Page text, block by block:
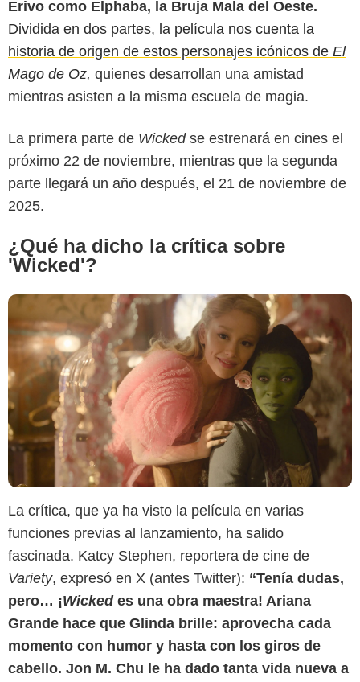
Erivo como Elphaba, la Bruja Mala del Oeste.
Dividida en dos partes, la película nos cuenta la
historia de origen de estos personajes icónicos de El
Mago de Oz, quienes desarrollan una amistad
mientras asisten a la misma escuela de magia.
La primera parte de Wicked se estrenará en cines el
próximo 22 de noviembre, mientras que la segunda
parte llegará un año después, el 21 de noviembre de
2025.
¿Qué ha dicho la crítica sobre
'Wicked'?
La crítica, que ya ha visto la película en varias
funciones previas al lanzamiento, ha salido
fascinada. Katcy Stephen, reportera de cine de
Variety, expresó en X (antes Twitter): “Tenía dudas,
pero… ¡Wicked es una obra maestra! Ariana
Grande hace que Glinda brille: aprovecha cada
momento con humor y hasta con los giros de
cabello. Jon M. Chu le ha dado tanta vida nueva a